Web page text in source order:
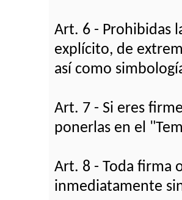
Art. 6 - Prohibidas
explícito, de
así como
Art. 7 - Si eres
ponerlas en el
Art. 8 - Toda firma
inmediatamente